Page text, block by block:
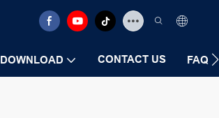
DOWNLOAD CONTACT US FAQ